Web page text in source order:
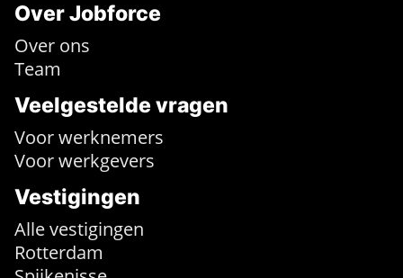
Over Jobforce
Over ons
Team
Veelgestelde vragen
Voor werknemers
Voor werkgevers
Vestigingen
Alle vestigingen
Rotterdam